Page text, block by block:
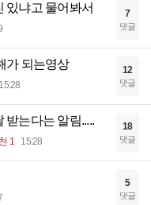
있냐고 물어봐서 7
댓글
가 되는영상
15:28
12
댓글
받는다는 알림.....
1 15:28
18
댓글
5
댓글